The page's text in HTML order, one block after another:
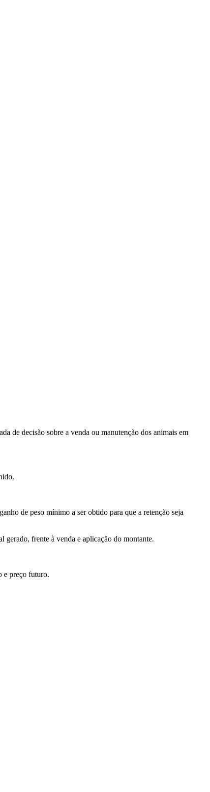
de decisão sobre a venda ou manutenção dos animais em
de peso mínimo a ser obtido para que a retenção seja
gerado, frente à venda e aplicação do montante.
e preço futuro.